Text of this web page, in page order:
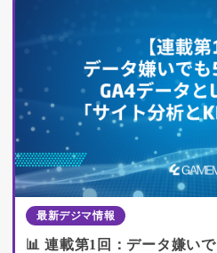
最新デジマ情報
📊 連載第1回：データ嫌い